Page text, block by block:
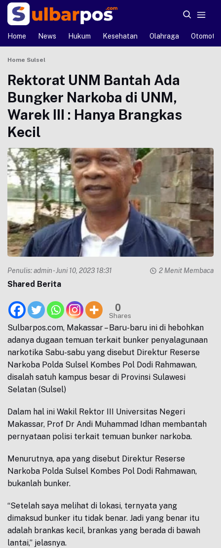
Home News Hukum Kesehatan Olahraga Otomotif
Home Sulsel
Rektorat UNM Bantah Ada
Bungker Narkoba di UNM,
Warek III : Hanya Brangkas
Kecil
Penulis:admin- Juni 10, 2023 18:31 2 Menit Membaca
Shared Berita
0
Shares
Sulbarpos.com, Makassar – Baru-baru ini di hebohkan
adanya dugaan temuan terkait bunker penyalagunaan
narkotika Sabu-sabu yang disebut Direktur Reserse
Narkoba Polda Sulsel Kombes Pol Dodi Rahmawan,
disalah satuh kampus besar di Provinsi Sulawesi
Selatan (Sulsel)
Dalam hal ini Wakil Rektor III Universitas Negeri
Makassar, Prof Dr Andi Muhammad Idhan membantah
pernyataan polisi terkait temuan bunker narkoba.
Menurutnya, apa yang disebut Direktur Reserse
Narkoba Polda Sulsel Kombes Pol Dodi Rahmawan,
bukanlah bunker.
“Setelah saya melihat di lokasi, ternyata yang
dimaksud bunker itu tidak benar. Jadi yang benar itu
adalah brankas kecil, brankas yang berada di bawah
lantai,” jelasnya.